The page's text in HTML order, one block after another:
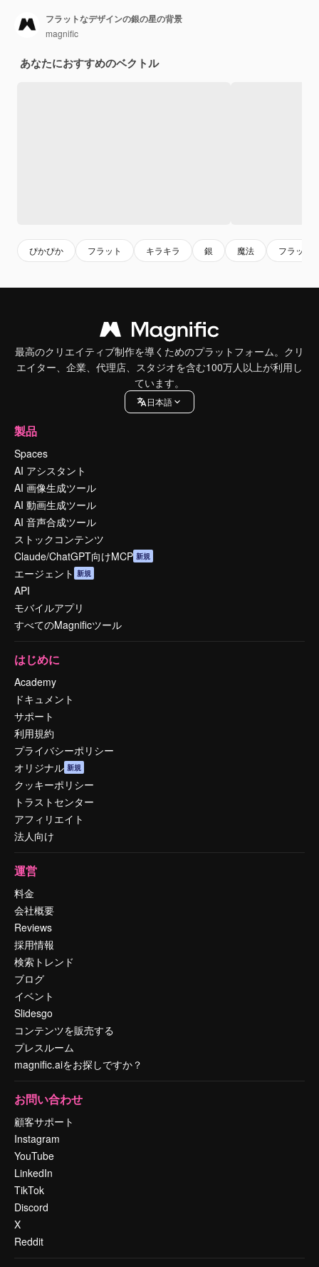
フラットなデザインの銀の星の背景
magnific
あなたにおすすめのベクトル
ぴかぴか フラット キラキラ 銀 魔法 フラット
最高のクリエイティブ制作を導くためのプラットフォーム。クリ
エイター、企業、代理店、スタジオを含む100万人以上が利用し
ています。
日本語
製品
Spaces
AI アシスタント
AI 画像生成ツール
AI 動画生成ツール
AI 音声合成ツール
ストックコンテンツ
Claude/ChatGPT向けMCP 新規
エージェント 新規
API
モバイルアプリ
すべてのMagnificツール
はじめに
Academy
ドキュメント
サポート
利用規約
プライバシーポリシー
オリジナル 新規
クッキーポリシー
トラストセンター
アフィリエイト
法人向け
運営
料金
会社概要
Reviews
採用情報
検索トレンド
ブログ
イベント
Slidesgo
コンテンツを販売する
プレスルーム
magnific.aiをお探しですか？
お問い合わせ
顧客サポート
Instagram
YouTube
LinkedIn
TikTok
Discord
X
Reddit